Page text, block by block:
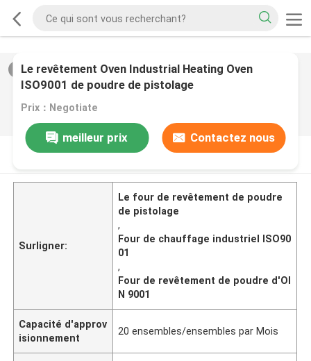
/0
Le revêtement Oven Industrial Heating Oven
ISO9001 de poudre de pistolage
Prix：Negotiate
meilleur prix
Contactez nous
DESCRIPTION DE PRODUIT
Surligner:
Le four de revêtement de poudre
de pistolage
,
Four de chauffage industriel ISO90
01
,
Four de revêtement de poudre d'OI
N 9001
Capacité d'approv
isionnement
20 ensembles/ensembles par Mois